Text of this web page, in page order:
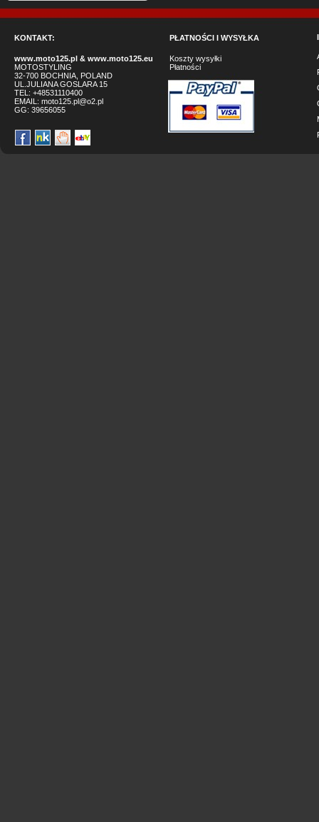
KONTAKT:
www.moto125.pl & www.moto125.eu
MOTOSTYLING
32-700 BOCHNIA, POLAND
UL.JULIANA GOSLARA 15
TEL: +48531110400
EMAIL: moto125.pl@o2.pl
GG: 39656055
PŁATNOŚCI I WYSYŁKA
Koszty wysyłki
Płatności